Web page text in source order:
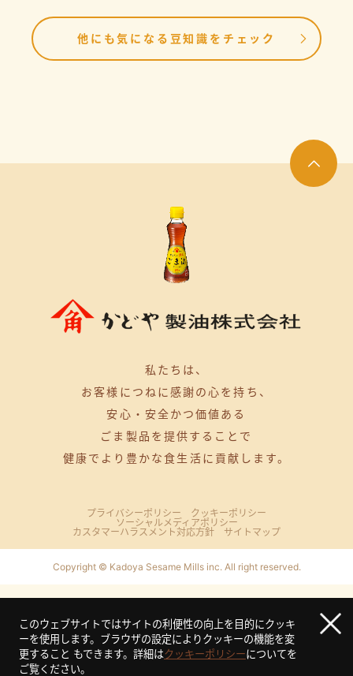
他にも気になる豆知識をチェック
私たちは、
お客様につねに感謝の心を持ち、
安心・安全かつ価値ある
ごま製品を提供することで
健康でより豊かな食生活に貢献します。
プライバシーポリシー
クッキーポリシー
ソーシャルメディアポリシー
カスタマーハラスメント対応方針
サイトマップ
Copyright © Kadoya Sesame Mills inc. All right reserved.
このウェブサイトではサイトの利便性の向上を目的にクッキ
ーを使用します。ブラウザの設定によりクッキーの機能を変
更すること もできます。 詳細はクッキーポリシーについてを
ご覧ください。